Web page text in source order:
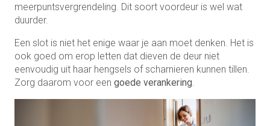
meerpuntsvergrendeling. Dit soort voordeur is wel wat
duurder.
Een slot is niet het enige waar je aan moet denken. Het is
ook goed om erop letten dat dieven de deur niet
eenvoudig uit haar hengsels of scharnieren kunnen tillen.
Zorg daarom voor een goede verankering